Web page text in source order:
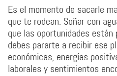
Es el momento de sacarle
que te rodean. Soñar con
que las oportunidades
debes pararte a recibir ese
económicas, energías
laborales y sentimientos